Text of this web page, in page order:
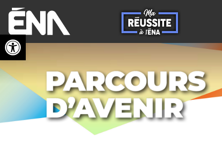
Ouvrir la barre d’outils